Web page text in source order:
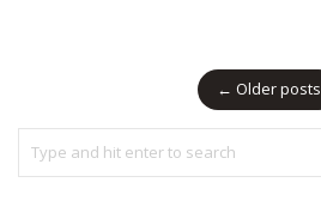
← Older posts